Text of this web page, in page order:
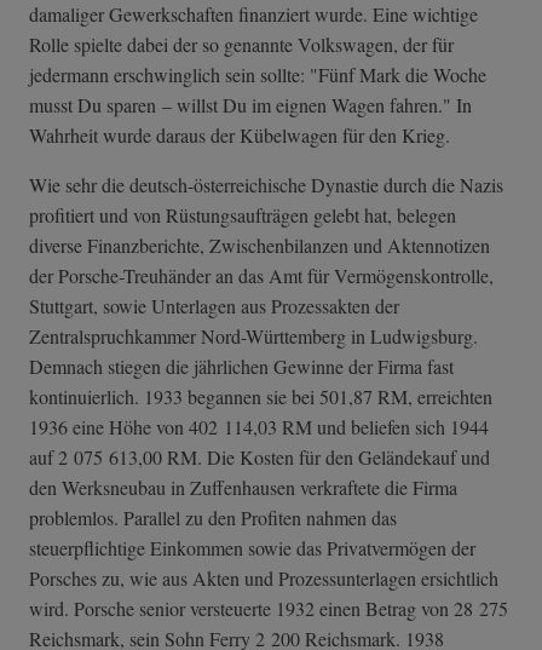
damaliger Gewerkschaften finanziert wurde. Eine wichtige
Rolle spielte dabei der so genannte Volkswagen, der für
jedermann erschwinglich sein sollte: "Fünf Mark die Woche
musst Du sparen – willst Du im eignen Wagen fahren." In
Wahrheit wurde daraus der Kübelwagen für den Krieg.
Wie sehr die deutsch-österreichische Dynastie durch die Nazis
profitiert und von Rüstungsaufträgen gelebt hat, belegen
diverse Finanzberichte, Zwischenbilanzen und Aktennotizen
der Porsche-Treuhänder an das Amt für Vermögenskontrolle,
Stuttgart, sowie Unterlagen aus Prozessakten der
Zentralspruchkammer Nord-Württemberg in Ludwigsburg.
Demnach stiegen die jährlichen Gewinne der Firma fast
kontinuierlich. 1933 begannen sie bei 501,87 RM, erreichten
1936 eine Höhe von 402 114,03 RM und beliefen sich 1944
auf 2 075 613,00 RM. Die Kosten für den Geländekauf und
den Werksneubau in Zuffenhausen verkraftete die Firma
problemlos. Parallel zu den Profiten nahmen das
steuerpflichtige Einkommen sowie das Privatvermögen der
Porsches zu, wie aus Akten und Prozessunterlagen ersichtlich
wird. Porsche senior versteuerte 1932 einen Betrag von 28 275
Reichsmark, sein Sohn Ferry 2 200 Reichsmark. 1938